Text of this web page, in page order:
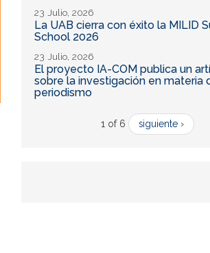
23 Julio, 2026
La UAB cierra con éxito la MILID
School 2026
23 Julio, 2026
El proyecto IA-COM publica un
sobre la investigación en materia
periodismo
1 of 6 siguiente ›